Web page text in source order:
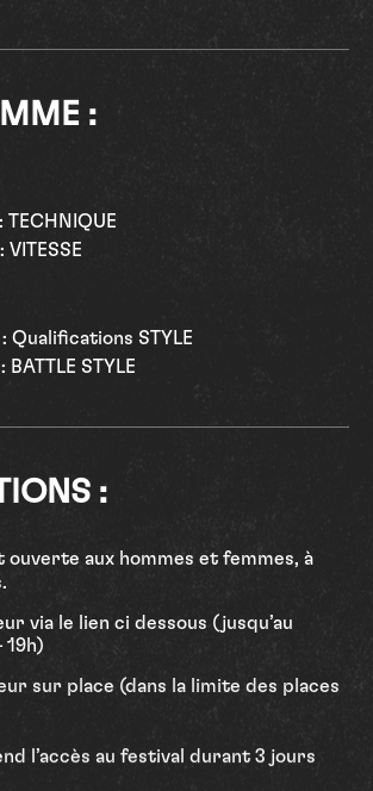
:
TECHNIQUE
VITESSE
Qualifications STYLE
STYLE
:
ouverte aux hommes et femmes, à
via le lien ci dessous (jusqu’au
sur place (dans la limite des places
l’accès au festival durant 3 jours